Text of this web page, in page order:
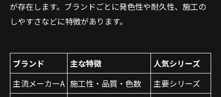
が存在します。ブランドごとに発色性や耐久性、施工の
しやすさなどに特徴があります。
ブランド 主な特徴
人気シリーズ
主流メーカーA 施工性・品質・色数
主要シリーズ